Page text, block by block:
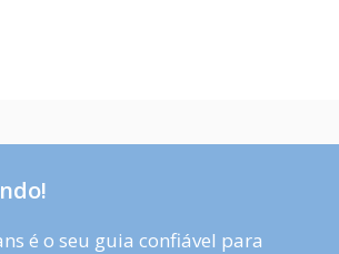
é o seu guia confiável para